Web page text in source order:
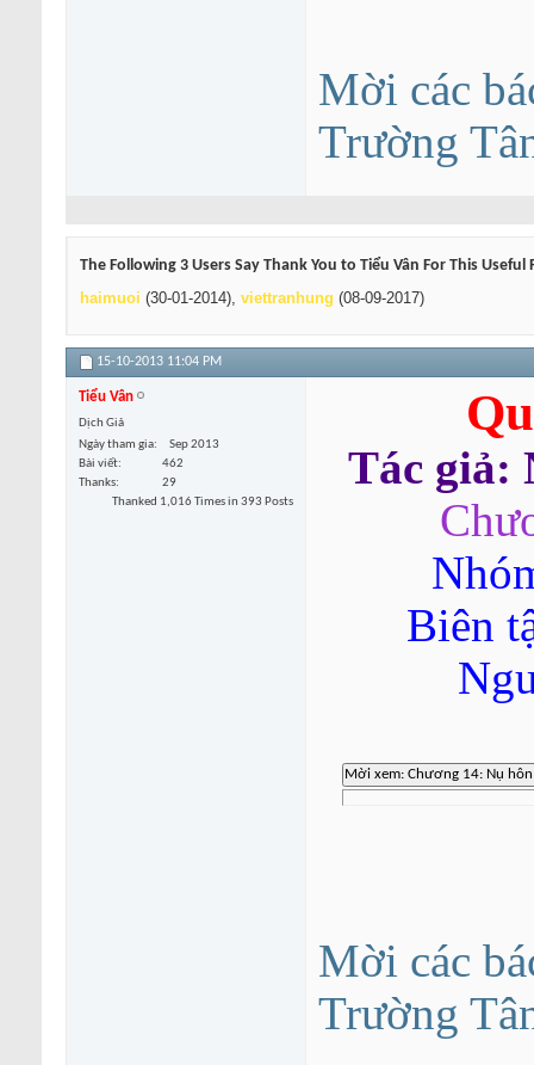
Mời các
Trường
The Following 3 Users Say Thank You to Tiểu Vân For This Useful
haimuoi (30-01-2014), viettranhung (08-09-2017)
15-10-2013 11:04 PM
Tiểu Vân
Dịch Giả
Ngày tham gia
Sep 2013
Bài viết
462
Thanks
29
Thanked 1,016 Times in 393 Posts
Tác giả:
Biên
Mời các
Trường